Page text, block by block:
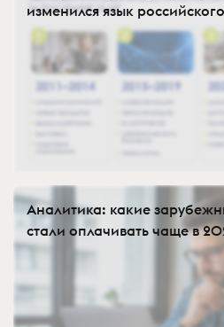
изменился язык
Аналитика: какие
стали оплачивать чаще в